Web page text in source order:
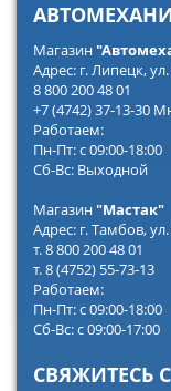
Магазин
Адрес: г. Липецк,
8 800 200 48 01
+7 (4742) 37-13-30
Работаем:
Пн-Пт: с 09:00-18:00
Сб-Вс: Выходной
Магазин"Мастак"
Адрес: г. Тамбов,
т. 8 800 200 48 01
т. 8 (4752) 55-73-13
Работаем:
Пн-Пт: с 09:00-18:00
Сб-Вс: с 09:00-17:00
СВЯЖИТЕСЬ